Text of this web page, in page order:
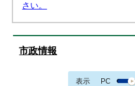
さい。
市政情報
表示 PC